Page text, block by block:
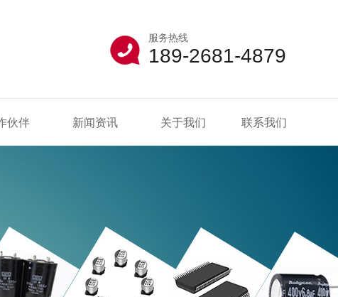
服务热线
189-2681-4879
伙伴 新闻资讯 关于我们 联系我们